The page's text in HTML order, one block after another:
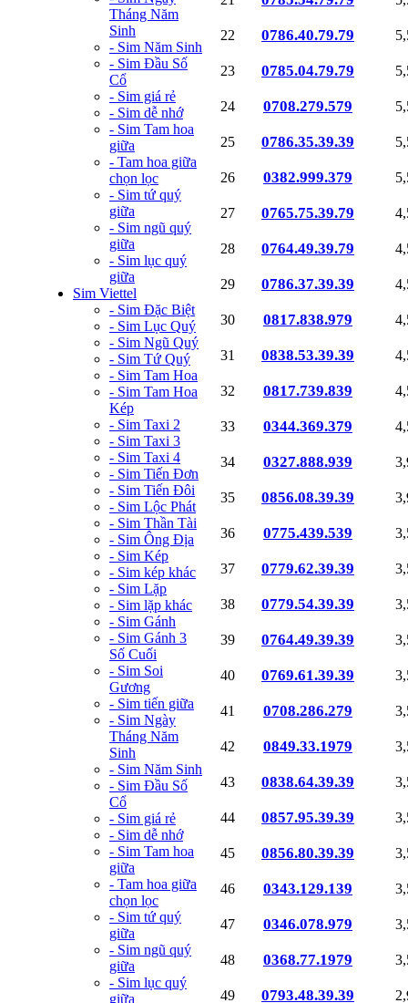
Tháng Năm
Sinh
- Sim Năm Sinh
- Sim Đầu Số
Cổ
- Sim giá rẻ
- Sim dễ nhớ
- Sim Tam hoa
giữa
- Tam hoa giữa
chọn lọc
- Sim tứ quý
giữa
- Sim ngũ quý
giữa
- Sim lục quý
giữa
Sim Viettel
- Sim Đặc Biệt
- Sim Lục Quý
- Sim Ngũ Quý
- Sim Tứ Quý
- Sim Tam Hoa
- Sim Tam Hoa
Kép
- Sim Taxi 2
- Sim Taxi 3
- Sim Taxi 4
- Sim Tiến Đơn
- Sim Tiến Đôi
- Sim Lộc Phát
- Sim Thần Tài
- Sim Ông Địa
- Sim Kép
- Sim kép khác
- Sim Lặp
- Sim lặp khác
- Sim Gánh
- Sim Gánh 3
Số Cuối
- Sim Soi
Gương
- Sim tiến giữa
- Sim Ngày
Tháng Năm
Sinh
- Sim Năm Sinh
- Sim Đầu Số
Cổ
- Sim giá rẻ
- Sim dễ nhớ
- Sim Tam hoa
giữa
- Tam hoa giữa
chọn lọc
- Sim tứ quý
giữa
- Sim ngũ quý
giữa
- Sim lục quý
giữa
22 0786.40.79.79
23 0785.04.79.79
24 0708.279.579
25 0786.35.39.39
26 0382.999.379
27 0765.75.39.79
28 0764.49.39.79
29 0786.37.39.39
30 0817.838.979
31 0838.53.39.39
32 0817.739.839
33 0344.369.379
34 0327.888.939
35 0856.08.39.39
36 0775.439.539
37 0779.62.39.39
38 0779.54.39.39
39 0764.49.39.39
40 0769.61.39.39
41 0708.286.279
42 0849.33.1979
43 0838.64.39.39
44 0857.95.39.39
45 0856.80.39.39
46 0343.129.139
47 0346.078.979
48 0368.77.1979
49 0793.48.39.39